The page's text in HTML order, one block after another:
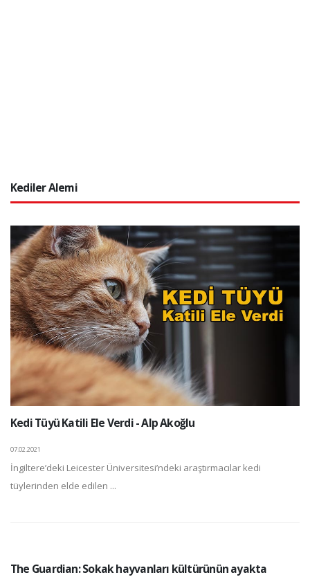
Kediler Alemi
Kedi Tüyü Katili Ele Verdi - Alp Akoğlu
07.02.2021
İngiltere’deki Leicester Üniversitesi’ndeki araştırmacılar kedi
tüylerinden elde edilen ...
The Guardian: Sokak hayvanları kültürünün ayakta